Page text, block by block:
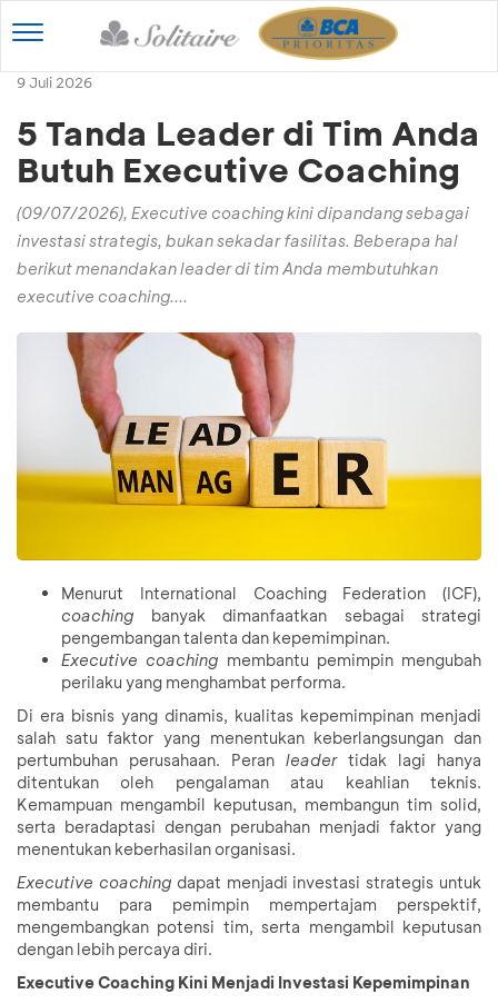
9 Juli 2026
5 Tanda Leader di Tim Anda
Butuh Executive Coaching
(09/07/2026), Executive coaching kini dipandang sebagai
investasi strategis, bukan sekadar fasilitas. Beberapa hal
berikut menandakan leader di tim Anda membutuhkan
executive coaching....
Menurut International Coaching Federation (ICF),
coaching banyak dimanfaatkan sebagai strategi
pengembangan talenta dan kepemimpinan.
Executive coaching membantu pemimpin mengubah
perilaku yang menghambat performa.
Di era bisnis yang dinamis, kualitas kepemimpinan menjadi
salah satu faktor yang menentukan keberlangsungan dan
pertumbuhan perusahaan. Peran leader tidak lagi hanya
ditentukan oleh pengalaman atau keahlian teknis.
Kemampuan mengambil keputusan, membangun tim solid,
serta beradaptasi dengan perubahan menjadi faktor yang
menentukan keberhasilan organisasi.
Executive coaching dapat menjadi investasi strategis untuk
membantu para pemimpin mempertajam perspektif,
mengembangkan potensi tim, serta mengambil keputusan
dengan lebih percaya diri.
Executive Coaching Kini Menjadi Investasi Kepemimpinan